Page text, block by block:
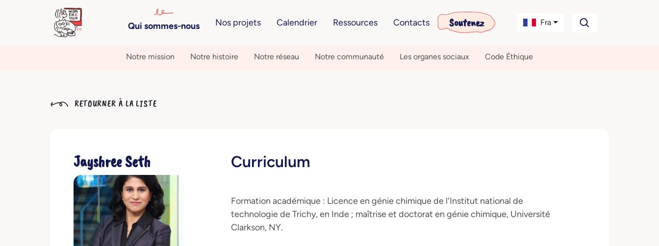
Qui sommes-nous Nos projets Calendrier Ressources Contacts Soutenez Fra
Notre mission Notre histoire Notre réseau Notre communauté Les organes sociaux Code Éthique
RETOURNER À LA LISTE
Jayshree Seth Curriculum
Formation académique : Licence en génie chimique de l'Institut national de
technologie de Trichy, en Inde ; maîtrise et doctorat en génie chimique, Université
Clarkson, NY.